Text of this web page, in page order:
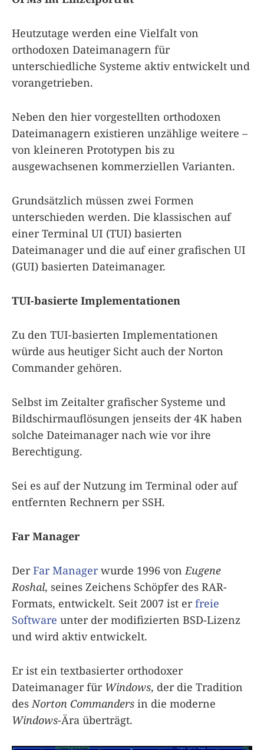
Heutzutage werden eine Vielfalt von
orthodoxen Dateimanagern für
unterschiedliche Systeme aktiv entwickelt und
vorangetrieben.
Neben den hier vorgestellten orthodoxen
Dateimanagern existieren unzählige weitere –
von kleineren Prototypen bis zu
ausgewachsenen kommerziellen Varianten.
Grundsätzlich müssen zwei Formen
unterschieden werden. Die klassischen auf
einer Terminal UI (TUI) basierten
Dateimanager und die auf einer grafischen UI
(GUI) basierten Dateimanager.
TUI-basierte Implementationen
Zu den TUI-basierten Implementationen
würde aus heutiger Sicht auch der Norton
Commander gehören.
Selbst im Zeitalter grafischer Systeme und
Bildschirmauflösungen jenseits der 4K haben
solche Dateimanager nach wie vor ihre
Berechtigung.
Sei es auf der Nutzung im Terminal oder auf
entfernten Rechnern per SSH.
Far Manager
DerFar Managerwurde 1996 von Eugene
Roshal, seines Zeichens Schöpfer des RAR-
Formats, entwickelt. Seit 2007 ist erfreie
Software unter der modifizierten BSD-Lizenz
und wird aktiv entwickelt.
Er ist ein textbasierter orthodoxer
Dateimanager für Windows, der die Tradition
des Norton Commanders in die moderne
Windows-Ära überträgt.